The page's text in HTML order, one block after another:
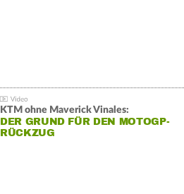
KTM ohne Maverick Vinales:
DER GRUND FÜR DEN MOTOGP-
RÜCKZUG